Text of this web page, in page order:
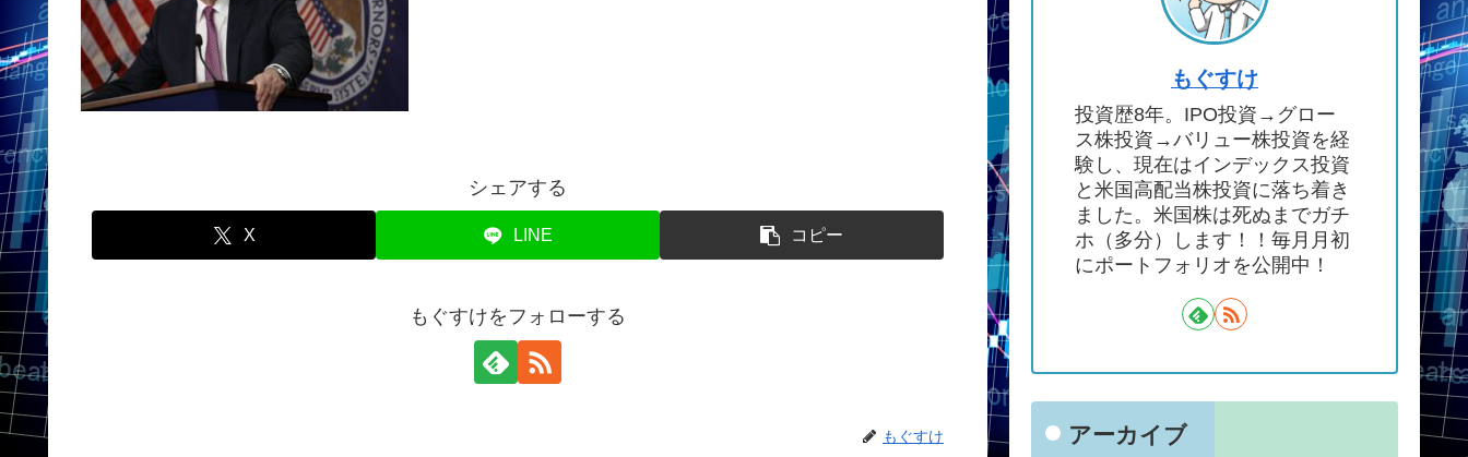
シェアする
X LINE コピー
もぐすけをフォローする
もぐすけ
もぐすけ
投資歴8年。IPO投資→グロー
ス株投資→バリュー株投資を経
験し、現在はインデックス投資
と米国高配当株投資に落ち着き
ました。米国株は死ぬまでガチ
ホ（多分）します！！毎月月初
にポートフォリオを公開中！
アーカイブ